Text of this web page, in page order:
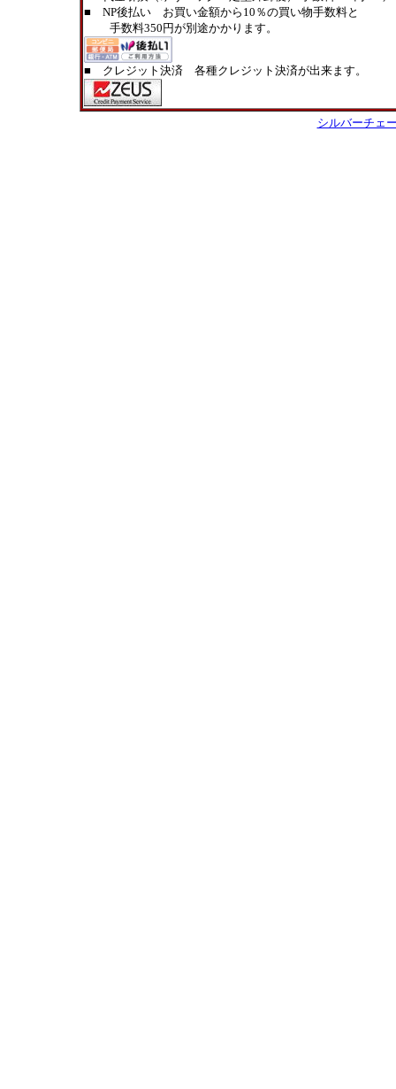
■ NP後払い お買い金額から10％の買い物手数料と
手数料350円が別途かかります。
■ クレジット決済 各種クレジット決済が出来ます。
シルバーチェ